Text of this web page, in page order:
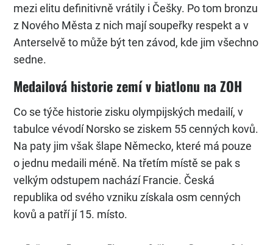
mezi elitu definitivně vrátily i Češky. Po tom bronzu
z Nového Města z nich mají soupeřky respekt a v
Anterselvě to může být ten závod, kde jim všechno
sedne.
Medailová historie zemí v biatlonu na ZOH
Co se týče historie zisku olympijských medailí, v
tabulce vévodí Norsko se ziskem 55 cenných kovů.
Na paty jim však šlape Německo, které má pouze
o jednu medaili méně. Na třetím místě se pak s
velkým odstupem nachází Francie. Česká
republika od svého vzniku získala osm cenných
kovů a patří jí 15. místo.